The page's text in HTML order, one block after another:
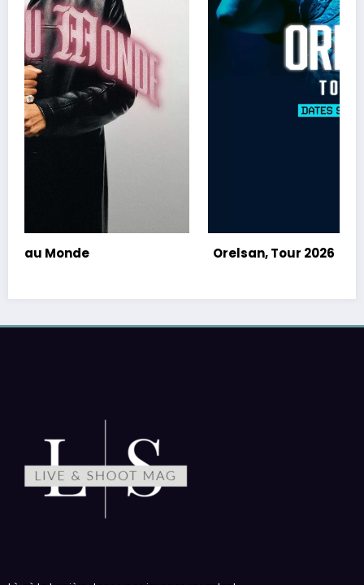
Orelsan, Tour 2026